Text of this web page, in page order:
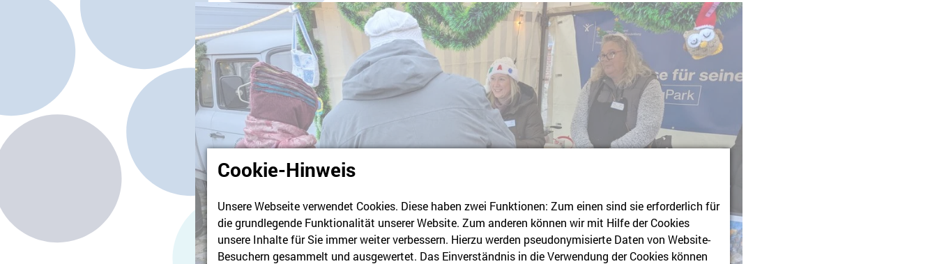
Slider überspringen
Cookie-Hinweis
Unsere Webseite verwendet Cookies. Diese haben zwei Funktionen: Zum einen sind sie erforderlich für
die grundlegende Funktionalität unserer Website. Zum anderen können wir mit Hilfe der Cookies
unsere Inhalte für Sie immer weiter verbessern. Hierzu werden pseudonymisierte Daten von Website-
Besuchern gesammelt und ausgewertet. Das Einverständnis in die Verwendung der Cookies können